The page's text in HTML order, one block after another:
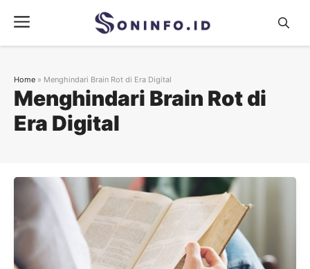
content
Menu
Menghindari Brain Rot di
Era Digital
Home » Menghindari Brain Rot di Era Digital